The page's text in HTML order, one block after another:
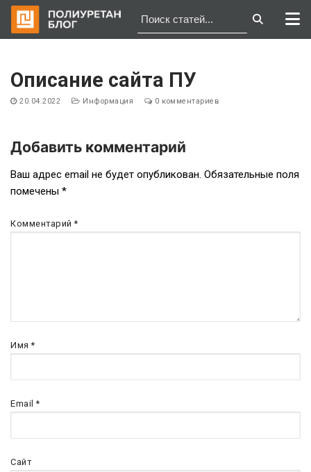
содержимому
Описание сайта ПУ
20.04.2022 Информация 0 комментариев
Навигация
по
записям
Добавить комментарий
Ваш адрес email не будет опубликован. Обязательные поля
помечены *
Комментарий*
Имя*
Email*
Сайт